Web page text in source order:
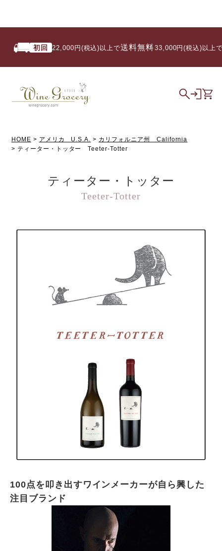
初回 22,000円(税込)以上で送料無料/ 33,000円(税込)以上で
HOME アメリカ U.S.A.
カリフォルニア州 California
ティーター・トッター Teeter-Totter
ティーター・トッター
Teeter-Totter
100点を叩き出すワインメーカーが自ら興した
注目ブランド